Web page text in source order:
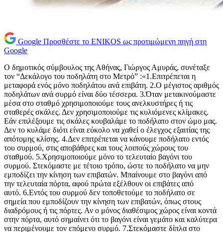
Google Προσθέστε το ENIKOS ως προτιμώμενη πηγή στη
Google
Ο δημοτικός σύμβουλος της Αθήνας, Γιώργος Αμυράς, συνέταξε
τον “Δεκάλογο του ποδηλάτη στο Μετρό” :«1.Επιτρέπεται η
μεταφορά ενός μόνο ποδηλάτου ανά επιβάτη. 2.Ο μέγιστος αριθμός
ποδηλάτων ανά συρμό είναι δύο τέσσερα. 3.Όταν μετακινούμαστε
μέσα στο σταθμό χρησιμοποιούμε τους ανελκυστήρες ή τις
σταθερές σκάλες. Δεν χρησιμοποιούμε τις κυλιόμενες κλίμακες.
Εάν επιλέξουμε τις σκάλες κουβαλάμε το ποδήλατο στον ώμο μας.
Δεν το κυλάμε διότι είναι εύκολο να χαθεί ο έλεγχος εξαιτίας της
απότομης κλίσης. 4.Δεν επιτρέπεται να κάνουμε ποδήλατο εντός
του συρμού, στις αποβάθρες και τους λοιπούς χώρους του
σταθμού. 5.Χρησιμοποιούμε μόνο το τελευταίο βαγόνι του
συρμού. Στεκόμαστε με τέτοιο τρόπο, ώστε το ποδήλατο να μην
εμποδίζει την κίνηση των επιβατών. Μπαίνουμε στο βαγόνι από
την τελευταία πόρτα, αφού πρώτα εξέλθουν οι επιβάτες από
αυτό. 6.Εντός του συρμού δεν τοποθετούμε το ποδήλατο σε
σημεία που εμποδίζουν την κίνηση των επιβατών, όπως στους
διαδρόμους ή τις πόρτες. Αν ο μόνος διαθέσιμος χώρος είναι κοντά
στην πόρτα, αυτό σημαίνει ότι το βαγόνι είναι γεμάτο και καλύτερα
να περιμένουμε τον επόμενο συρμό. 7.Στεκόμαστε δίπλα στο